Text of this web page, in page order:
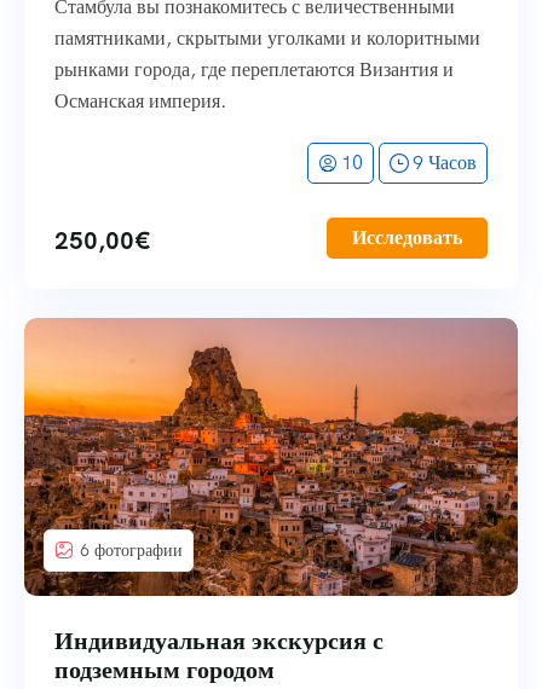
Стамбула вы познакомитесь с величественными
памятниками, скрытыми уголками и колоритными
рынками города, где переплетаются Византия и
Османская империя.
10 9 Часов
250,00€ Исследовать
6 фотографии
Индивидуальная экскурсия с
подземным городом